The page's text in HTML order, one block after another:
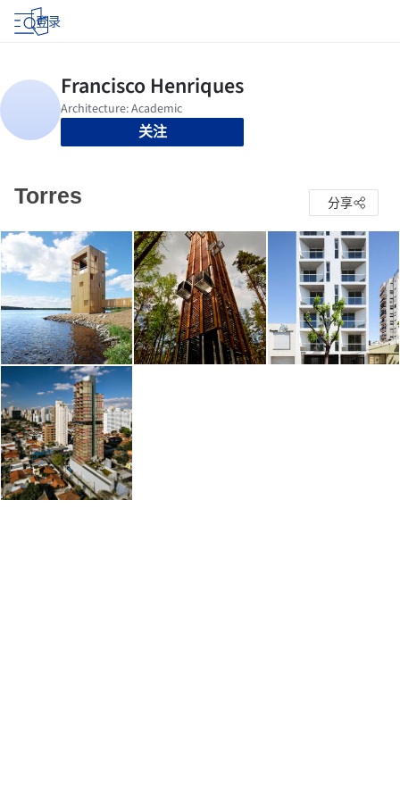
登录
关注
Torres 分享